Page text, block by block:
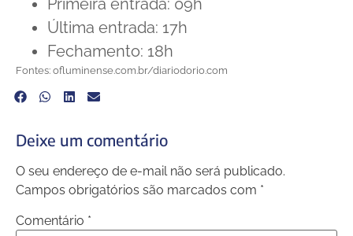
Primeira entrada: 09h
Última entrada: 17h
Fechamento: 18h
Fontes: ofluminense.com.br/diariodorio.com
Deixe um comentário
O seu endereço de e-mail não será publicado.
Campos obrigatórios são marcados com *
Comentário *